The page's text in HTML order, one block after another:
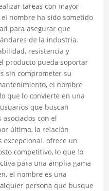
tareas con mayor
nombre ha sido sometido
para asegurar que
de la industria.
resistencia y
producto pueda soportar
sin comprometer su
el nombre
que lo convierte en una
que buscan
con el
último, la relación
ofrece un
competitivo, lo que lo
para una amplia gama
el nombre es una
persona que busque